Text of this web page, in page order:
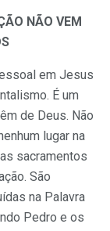
NÃO VEM
em Jesus
É um
de Deus. Não
lugar na
sacramentos
São
na Palavra
Pedro e os